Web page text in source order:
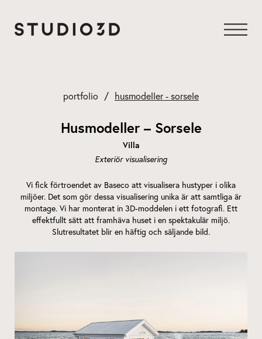
portfolio husmodeller - sorsele
Husmodeller – Sorsele
Villa
Exteriör visualisering
Vi fick förtroendet av Baseco att visualisera hustyper i olika
miljöer. Det som gör dessa visualisering unika är att samtliga är
montage. Vi har monterat in 3D-moddelen i ett fotografi. Ett
effektfullt sätt att framhäva huset i en spektakulär miljö.
Slutresultatet blir en häftig och säljande bild.